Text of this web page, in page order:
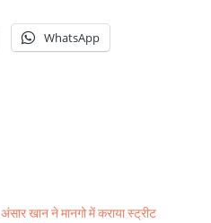
WhatsApp
अंसार खान ने मानगो में कराया स्ट्रीट